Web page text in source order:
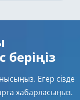
Егер сізде
хабарласыңыз.